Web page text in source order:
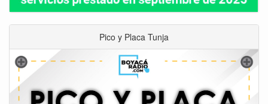
Pico y Placa Tunja